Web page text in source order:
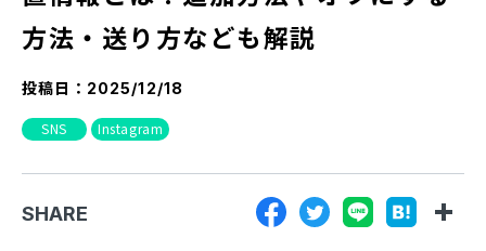
『SUNGROVE』について
利用規約
広告掲載に関する規約
特定商取引法に基づく表記
プライバシーポリシー
方法・送り方なども解説
投稿日： 2025/12/18
SNS Instagram
SHARE